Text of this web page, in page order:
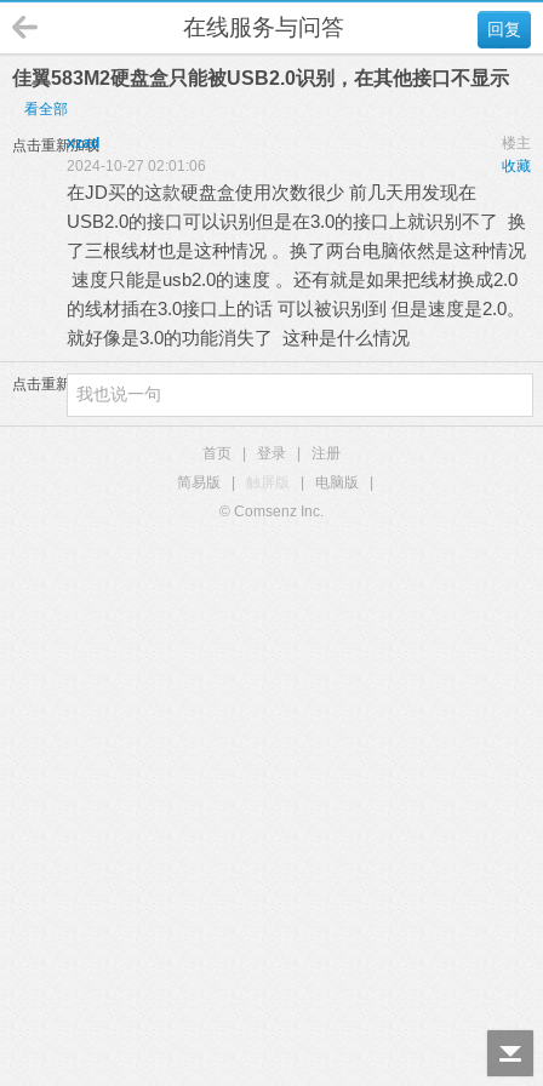
回复
在线服务与问答
佳翼583M2硬盘盒只能被USB2.0识别，在其他接口不显示
看全部
点击重新加载 楼主
xzad
收藏
2024-10-27 02:01:06
在JD买的这款硬盘盒使用次数很少 前几天用发现在
USB2.0的接口可以识别但是在3.0的接口上就识别不了 换
了三根线材也是这种情况 。换了两台电脑依然是这种情况
速度只能是usb2.0的速度 。还有就是如果把线材换成2.0
的线材插在3.0接口上的话 可以被识别到 但是速度是2.0。
就好像是3.0的功能消失了 这种是什么情况
点击重新加载
首页 登录
注册
简易版
触屏版 电脑版
© Comsenz Inc.